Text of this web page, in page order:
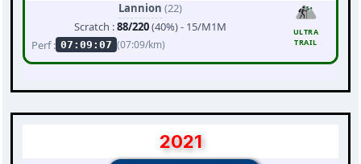
Lannion (22)
Scratch :88/220(40%) - 15/M1M
Perf : 07:09:07 (07:09/km)
ULTRA
TRAIL
2021